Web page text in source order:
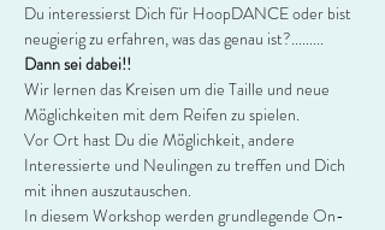
Du interessierst Dich für HoopDANCE oder bist
neugierig zu erfahren, was das genau ist?.........
Dann sei dabei!!
Wir lernen das Kreisen um die Taille und neue
Möglichkeiten mit dem Reifen zu spielen.
Vor Ort hast Du die Möglichkeit, andere
Interessierte und Neulingen zu treffen und Dich
mit ihnen auszutauschen.
In diesem Workshop werden grundlegende On-